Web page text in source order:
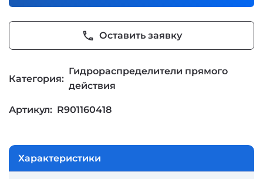
phone Оставить заявку
Категория:
Гидрораспределители прямого
действия
Артикул: R901160418
Характеристики